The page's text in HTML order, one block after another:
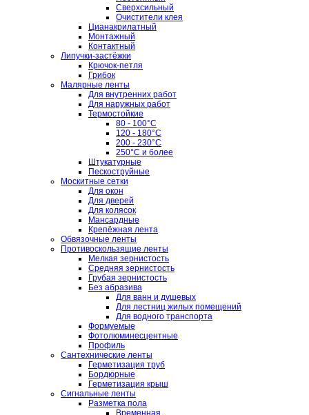
Сверхсильный
Очистители клея
Цианакрилатный
Монтажный
Контактный
Липучки-застёжки
Крючок-петля
Грибок
Малярные ленты
Для внутренних работ
Для наружных работ
Термостойкие
80 - 100°C
120 - 180°C
200 - 230°C
250°C и более
Штукатурные
Пескоструйные
Москитные сетки
Для окон
Для дверей
Для колясок
Мансардные
Крепёжная лента
Обвязочные ленты
Противоскользящие ленты
Мелкая зернистость
Средняя зернистость
Грубая зернистость
Без абразива
Для ванн и душевых
Для лестниц жилых помещений
Для водного транспорта
Формуемые
Фотолюминесцентные
Профиль
Сантехнические ленты
Герметизация труб
Бордюрные
Герметизация крыш
Сигнальные ленты
Разметка пола
Временная